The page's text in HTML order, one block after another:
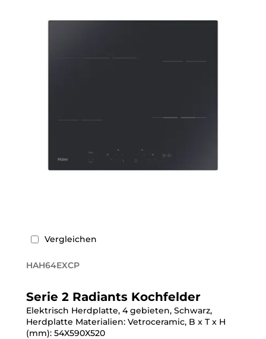
Vergleichen
HAH64EXCP
Serie 2 Radiants Kochfelder
Elektrisch Herdplatte, 4 gebieten, Schwarz,
Herdplatte Materialien: Vetroceramic, B x T x H
(mm): 54X590X520